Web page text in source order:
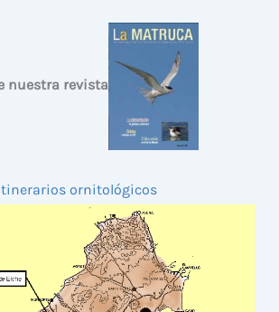
nuestra revista
ornitológicos